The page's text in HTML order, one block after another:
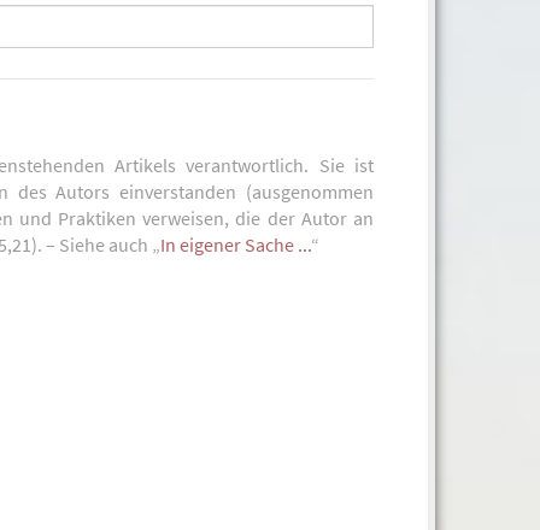
Artikels verantwortlich. Sie ist
Autors einverstanden (ausgenommen
und Praktiken verweisen, die der Autor an
– Siehe auch „In eigener Sache ...“